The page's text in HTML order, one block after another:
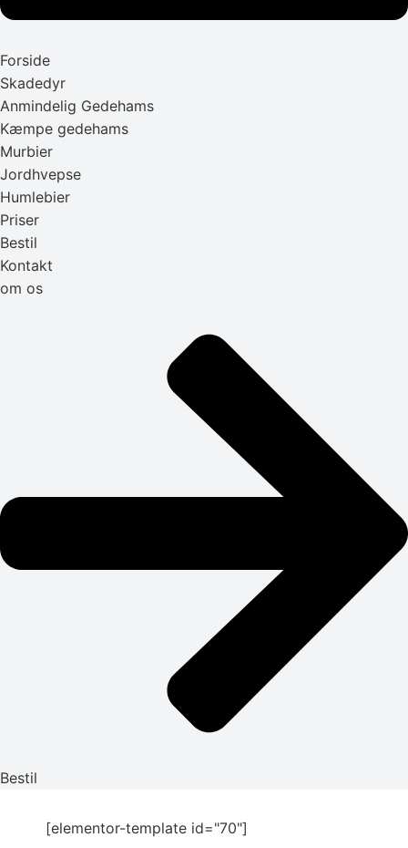
Forside
Skadedyr
Anmindelig Gedehams
Kæmpe gedehams
Murbier
Jordhvepse
Humlebier
Priser
Bestil
Kontakt
om os
Bestil
[elementor-template id="70"]